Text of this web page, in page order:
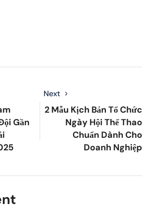
Gần
Next
2 Mẫu Kịch Bản Tổ Chức
Ngày Hội Thể Thao
Chuẩn Dành Cho
Doanh Nghiệp